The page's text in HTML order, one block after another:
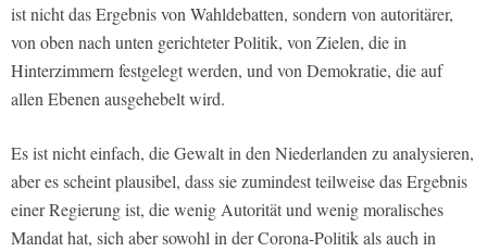
ist nicht das Ergebnis von Wahldebatten, sondern von autoritärer,
von oben nach unten gerichteter Politik, von Zielen, die in
Hinterzimmern festgelegt werden, und von Demokratie, die auf
allen Ebenen ausgehebelt wird.
Es ist nicht einfach, die Gewalt in den Niederlanden zu analysieren,
aber es scheint plausibel, dass sie zumindest teilweise das Ergebnis
einer Regierung ist, die wenig Autorität und wenig moralisches
Mandat hat, sich aber sowohl in der Corona-Politik als auch in